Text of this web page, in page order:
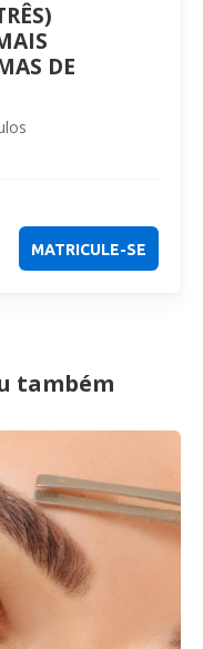
DE
MATRICULE-SE
também